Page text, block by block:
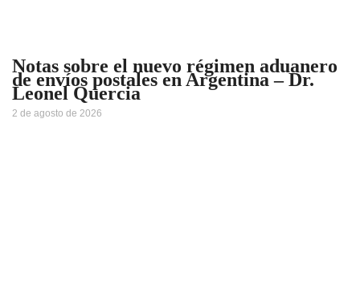
Notas sobre el nuevo régimen aduanero
de envíos postales en Argentina – Dr.
Leonel Quercia
2 de agosto de 2026